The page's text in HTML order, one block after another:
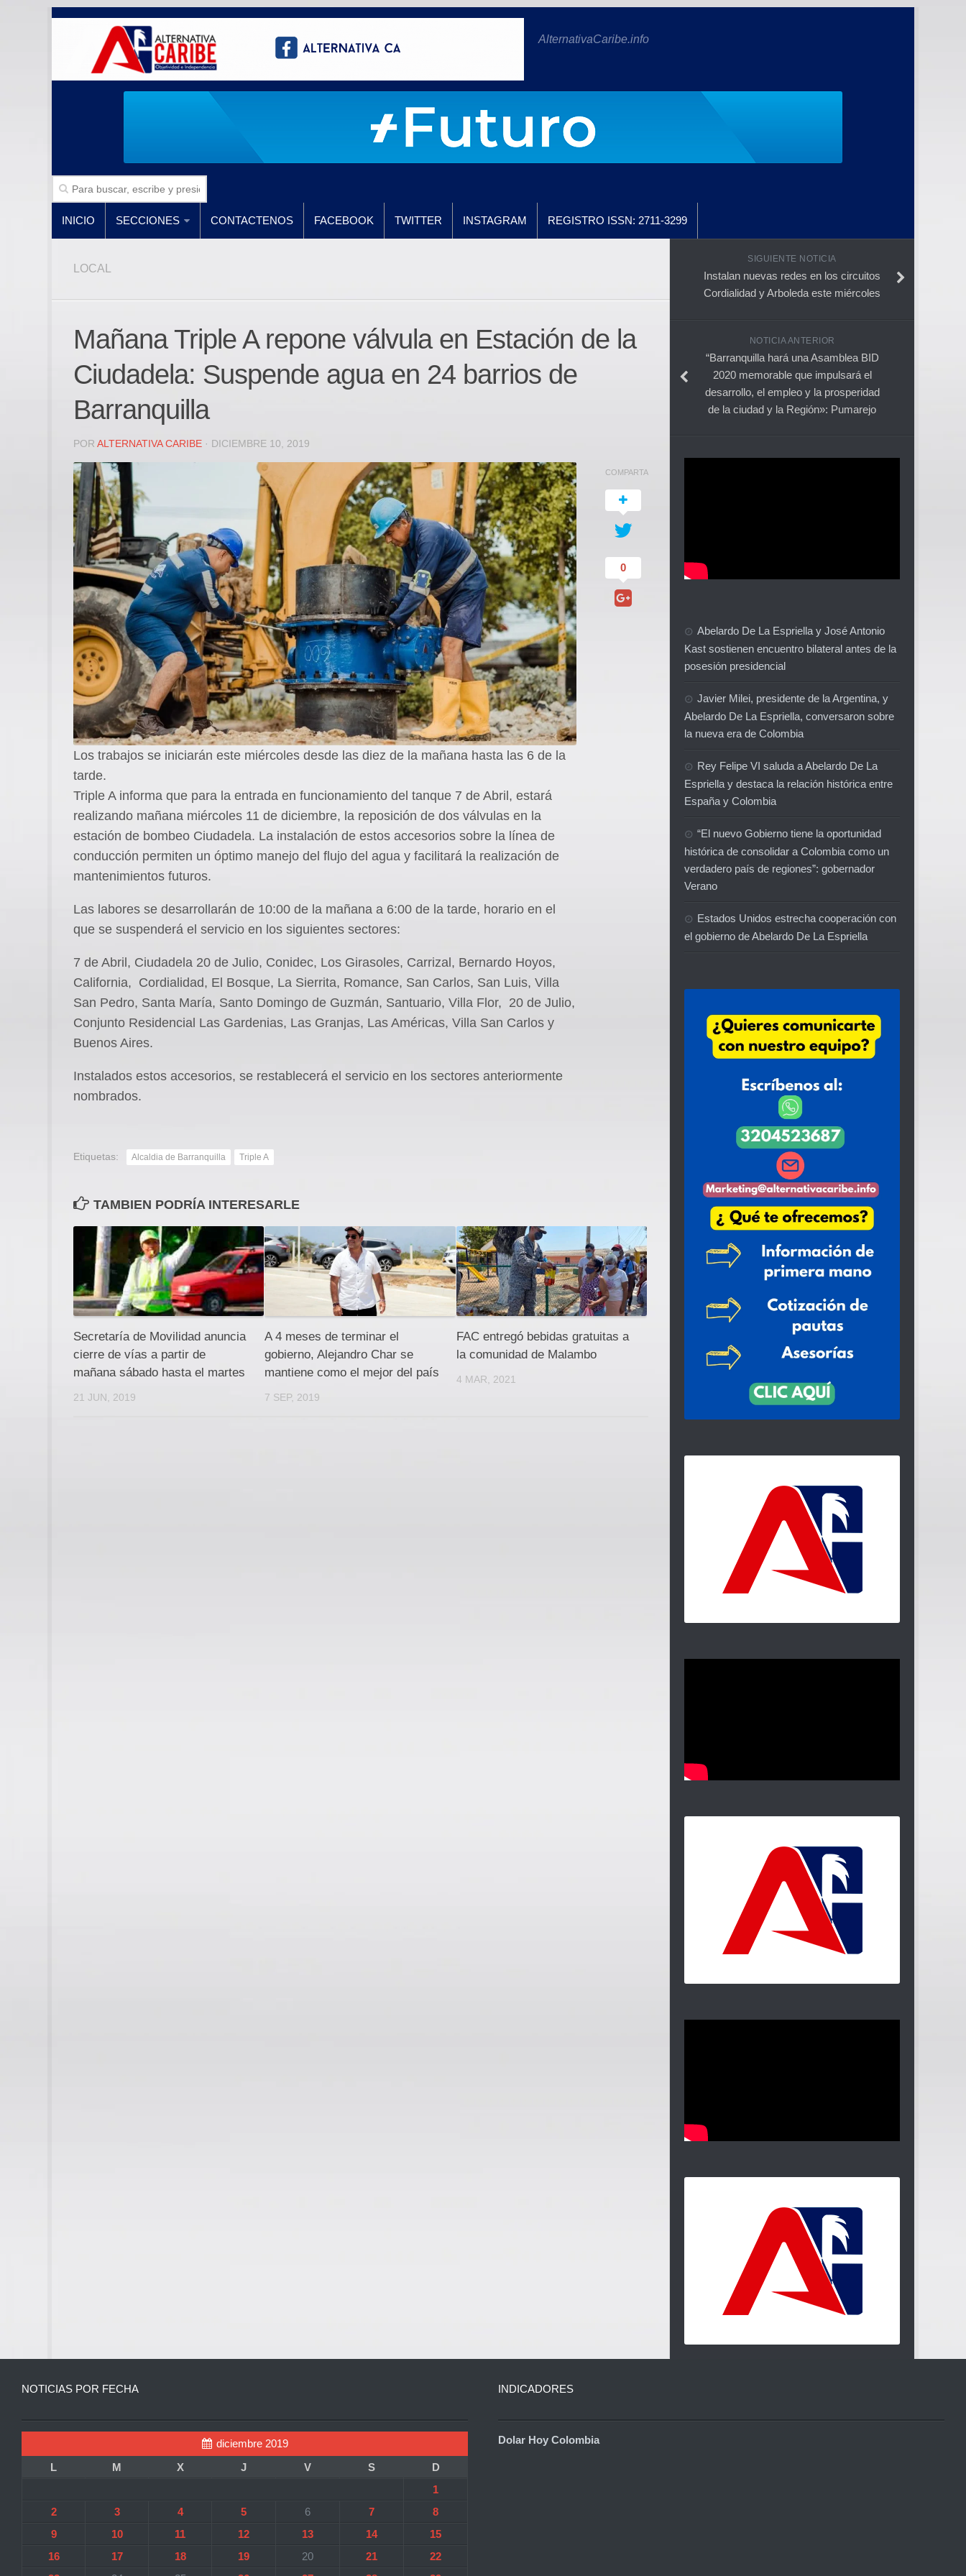
AlternativaCaribe.info
INICIO SECCIONES CONTACTENOS FACEBOOK TWITTER INSTAGRAM REGISTRO ISSN: 2711-3299
LOCAL
Mañana Triple A repone válvula en Estación de la
Ciudadela: Suspende agua en 24 barrios de
Barranquilla
POR ALTERNATIVA CARIBE · DICIEMBRE 10, 2019
Los trabajos se iniciarán este miércoles desde las diez de la mañana hasta las 6 de la
tarde.
Triple A informa que para la entrada en funcionamiento del tanque 7 de Abril, estará
realizando mañana miércoles 11 de diciembre, la reposición de dos válvulas en la
estación de bombeo Ciudadela. La instalación de estos accesorios sobre la línea de
conducción permiten un óptimo manejo del flujo del agua y facilitará la realización de
mantenimientos futuros.
Las labores se desarrollarán de 10:00 de la mañana a 6:00 de la tarde, horario en el
que se suspenderá el servicio en los siguientes sectores:
7 de Abril, Ciudadela 20 de Julio, Conidec, Los Girasoles, Carrizal, Bernardo Hoyos,
California, Cordialidad, El Bosque, La Sierrita, Romance, San Carlos, San Luis, Villa
San Pedro, Santa María, Santo Domingo de Guzmán, Santuario, Villa Flor, 20 de Julio,
Conjunto Residencial Las Gardenias, Las Granjas, Las Américas, Villa San Carlos y
Buenos Aires.
Instalados estos accesorios, se restablecerá el servicio en los sectores anteriormente
nombrados.
COMPARTA
0
Etiquetas: Alcaldia de Barranquilla Triple A
TAMBIEN PODRÍA INTERESARLE
Secretaría de Movilidad anuncia
cierre de vías a partir de
mañana sábado hasta el martes
21 JUN, 2019
A 4 meses de terminar el
gobierno, Alejandro Char se
mantiene como el mejor del país
7 SEP, 2019
FAC entregó bebidas gratuitas a
la comunidad de Malambo
4 MAR, 2021
SIGUIENTE NOTICIA
Instalan nuevas redes en los circuitos
Cordialidad y Arboleda este miércoles
NOTICIA ANTERIOR
“Barranquilla hará una Asamblea BID
2020 memorable que impulsará el
desarrollo, el empleo y la prosperidad
de la ciudad y la Región»: Pumarejo
Abelardo De La Espriella y José Antonio
Kast sostienen encuentro bilateral antes de la
posesión presidencial
Javier Milei, presidente de la Argentina, y
Abelardo De La Espriella, conversaron sobre
la nueva era de Colombia
Rey Felipe VI saluda a Abelardo De La
Espriella y destaca la relación histórica entre
España y Colombia
“El nuevo Gobierno tiene la oportunidad
histórica de consolidar a Colombia como un
verdadero país de regiones”: gobernador
Verano
Estados Unidos estrecha cooperación con
el gobierno de Abelardo De La Espriella
NOTICIAS POR FECHA
diciembre 2019
L
M X J V S
D
1
2
3 4 5 6 7
8
9
10 11 12 13 14
15
16
17 18 19 20 21
22
INDICADORES
Dolar Hoy Colombia